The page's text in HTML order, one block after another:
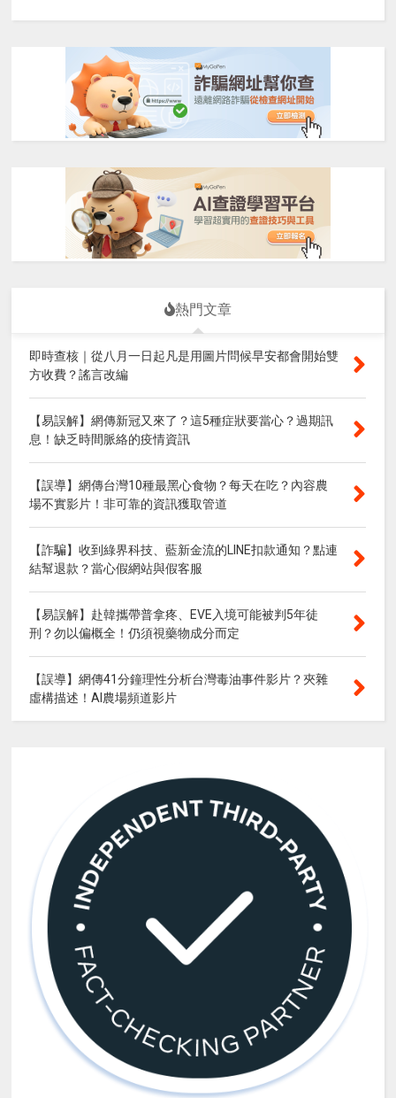
熱門文章
即時查核｜從八月一日起凡是用圖片問候早安都會開始雙
方收費？謠言改編
【易誤解】網傳新冠又來了？這5種症狀要當心？過期訊
息！缺乏時間脈絡的疫情資訊
【誤導】網傳台灣10種最黑心食物？每天在吃？內容農
場不實影片！非可靠的資訊獲取管道
【詐騙】收到綠界科技、藍新金流的LINE扣款通知？點連
結幫退款？當心假網站與假客服
【易誤解】赴韓攜帶普拿疼、EVE入境可能被判5年徒
刑？勿以偏概全！仍須視藥物成分而定
【誤導】網傳41分鐘理性分析台灣毒油事件影片？夾雜
虛構描述！AI農場頻道影片